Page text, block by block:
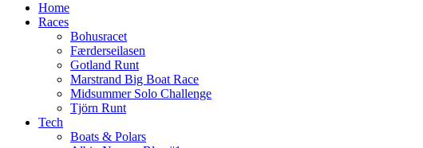
Home
Races
Bohusracet
Færderseilasen
Gotland Runt
Marstrand Big Boat Race
Midsummer Solo Challenge
Tjörn Runt
Tech
Boats & Polars